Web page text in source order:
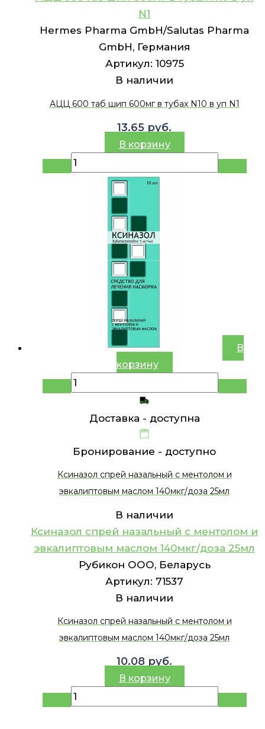
N1
Hermes Pharma GmbH/Salutas Pharma
GmbH, Германия
Артикул: 10975
В наличии
АЦЦ 600 таб шип 600мг в тубах N10 в уп N1
13.65 руб.
В корзину
В
корзину
Доставка - доступна
Бронирование - доступно
Ксиназол спрей назальный с ментолом и
эвкалиптовым маслом 140мкг/доза 25мл
В наличии
Ксиназол спрей назальный с ментолом и
эвкалиптовым маслом 140мкг/доза 25мл
Рубикон ООО, Беларусь
Артикул: 71537
В наличии
Ксиназол спрей назальный с ментолом и
эвкалиптовым маслом 140мкг/доза 25мл
10.08 руб.
В корзину